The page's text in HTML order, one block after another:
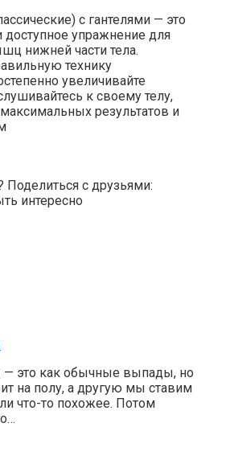
с гантелями — это
упражнение для
нижней части тела.
технику
увеличивайте
к своему телу,
результатов и
Поделиться с друзьями:
интересно
это как обычные выпады, но
на полу, а другую мы ставим
что-то похожее. Потом